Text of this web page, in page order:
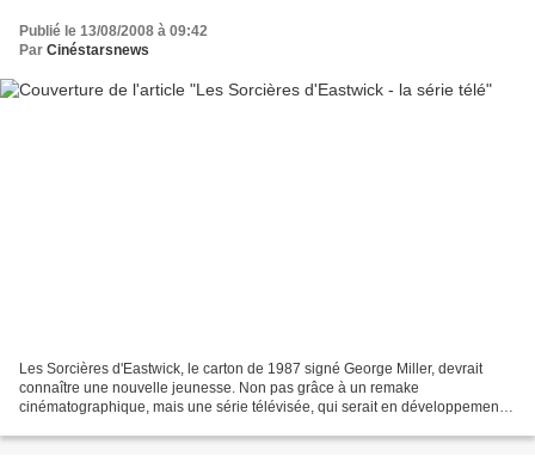
Publié le 13/08/2008 à 09:42
Par Cinéstarsnews
Les Sorcières d'Eastwick, le carton de 1987 signé George Miller, devrait
connaître une nouvelle jeunesse. Non pas grâce à un remake
cinématographique, mais une série télévisée, qui serait en développement.